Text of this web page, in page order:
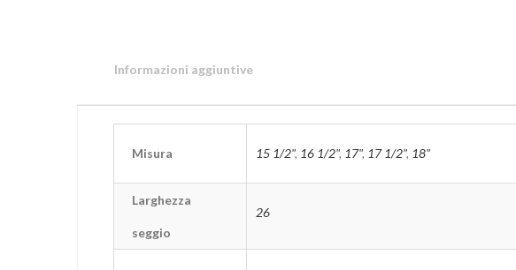
Informazioni aggiuntive
Misura 15 1/2", 16 1/2", 17", 17 1/2", 18"
Larghezza
seggio
26